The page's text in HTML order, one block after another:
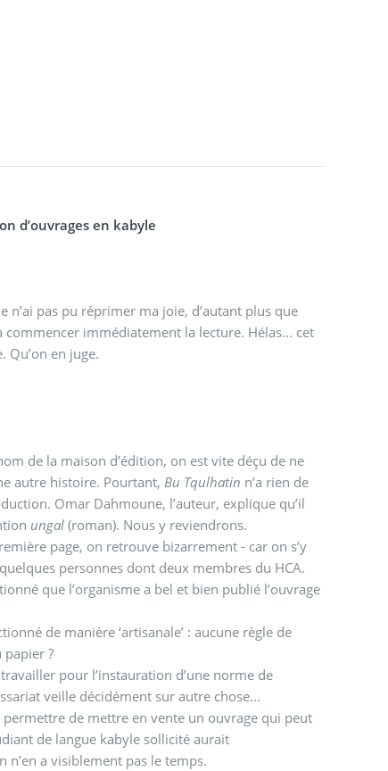
d’ouvrages en kabyle
n’ai pas pu réprimer ma joie, d’autant plus que
immédiatement la lecture. Hélas... cet
Qu’on en juge.
de la maison d’édition, on est vite déçu de ne
autre histoire. Pourtant,Bu Tqulhatin n’a rien de
Omar Dahmoune, l’auteur, explique qu’il
ungal (roman). Nous y reviendrons.
page, on retrouve bizarrement - car on s’y
personnes dont deux membres du HCA.
que l’organisme a bel et bien publié l’ouvrage
de manière ‘artisanale’ : aucune règle de
papier ?
pour l’instauration d’une norme de
veille décidément sur autre chose...
permettre de mettre en vente un ouvrage qui peut
de langue kabyle sollicité aurait
n’en a visiblement pas le temps.